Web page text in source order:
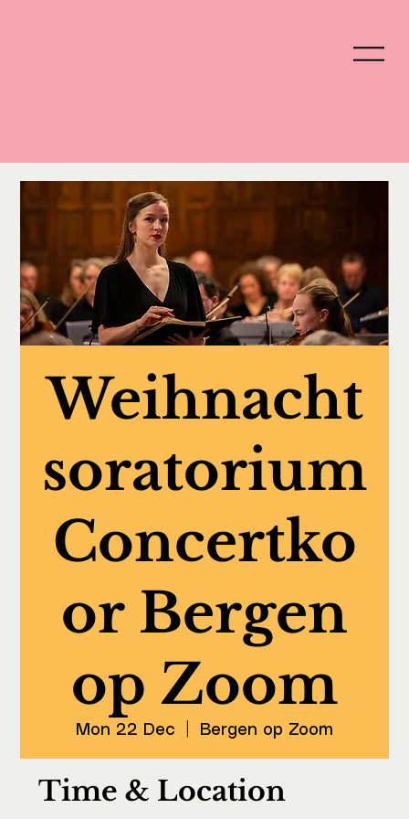
Weihnacht
soratorium
Concertko
or Bergen
op Zoom
Mon 22 Dec Bergen op Zoom
Time & Location